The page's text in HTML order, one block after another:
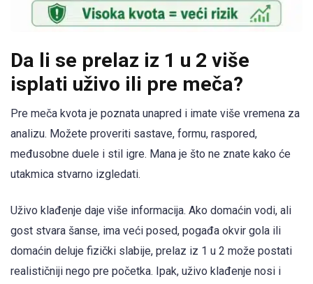
Da li se prelaz iz 1 u 2 više
isplati uživo ili pre meča?
Pre meča kvota je poznata unapred i imate više vremena za
analizu. Možete proveriti sastave, formu, raspored,
međusobne duele i stil igre. Mana je što ne znate kako će
utakmica stvarno izgledati.
Uživo klađenje daje više informacija. Ako domaćin vodi, ali
gost stvara šanse, ima veći posed, pogađa okvir gola ili
domaćin deluje fizički slabije, prelaz iz 1 u 2 može postati
realističniji nego pre početka. Ipak, uživo klađenje nosi i